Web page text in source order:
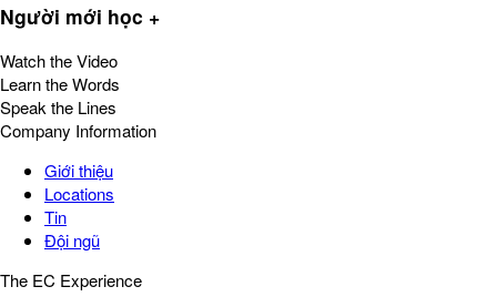
Người mới học +
Watch the Video
Learn the Words
Speak the Lines
Company Information
Giới thiệu
Locations
Tin
Đội ngũ
The EC Experience